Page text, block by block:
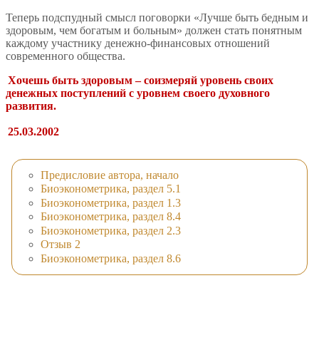
Теперь подспудный смысл поговорки «Лучше быть бедным и
здоровым, чем богатым и больным» должен стать понятным
каждому участнику денежно-финансовых отношений
современного общества.
Хочешь быть здоровым – соизмеряй уровень своих
денежных поступлений с уровнем своего духовного
развития.
25.03.2002
Предисловие автора, начало
Биоэконометрика, раздел 5.1
Биоэконометрика, раздел 1.3
Биоэконометрика, раздел 8.4
Биоэконометрика, раздел 2.3
Отзыв 2
Биоэконометрика, раздел 8.6